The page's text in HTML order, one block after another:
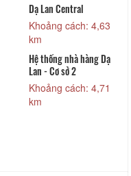
Pizza hut
Hóa
km